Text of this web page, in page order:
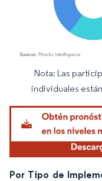
Imagen © Mordor
Nota: Las
individuales
Por Tipo de